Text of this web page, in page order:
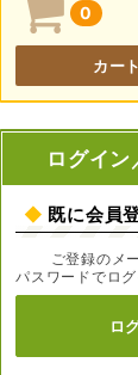
0
カー
ログイ
◆ 既に会員
ご登録のメ
パスワードでロ
ロ